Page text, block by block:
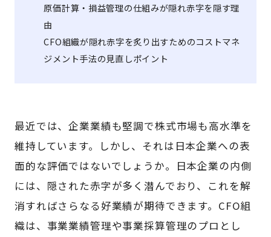
原価計算・損益管理の仕組みが隠れ赤字を隠す理
由
CFO組織が隠れ赤字を炙り出すためのコストマネ
ジメント手法の見直しポイント
最近では、企業業績も堅調で株式市場も高水準を
維持しています。しかし、それは日本企業への表
面的な評価ではないでしょうか。日本企業の内側
には、隠された赤字が多く潜んでおり、これを解
消すればさらなる好業績が期待できます。CFO組
織は、事業業績管理や事業採算管理のプロとし